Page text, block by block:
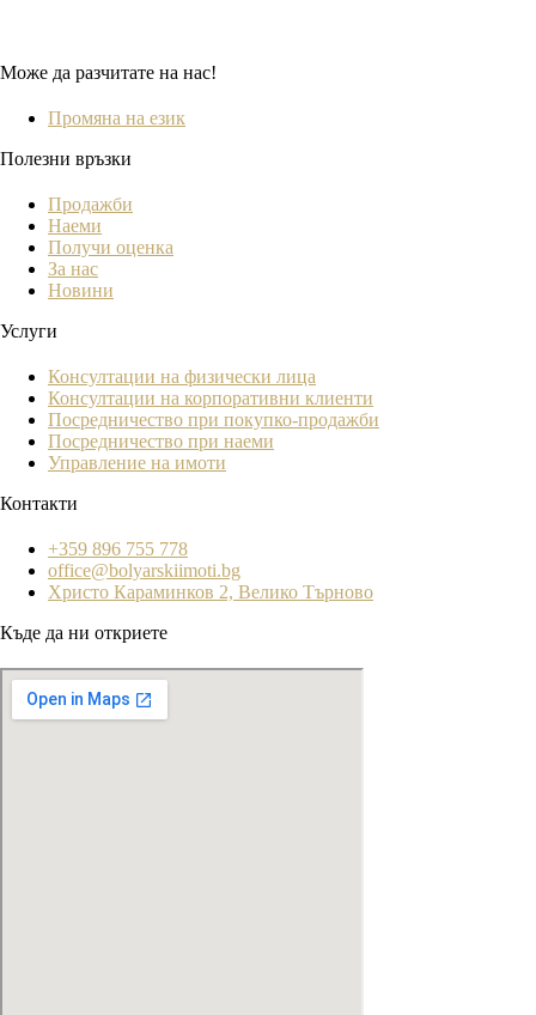
Може да разчитате на нас!
Промяна на език
Полезни връзки
Продажби
Наеми
Получи оценка
За нас
Новини
Услуги
Консултации на физически лица
Консултации на корпоративни клиенти
Посредничество при покупко-продажби
Посредничество при наеми
Управление на имоти
Контакти
+359 896 755 778
office@bolyarskiimoti.bg
Христо Караминков 2, Велико Търново
Къде да ни откриете